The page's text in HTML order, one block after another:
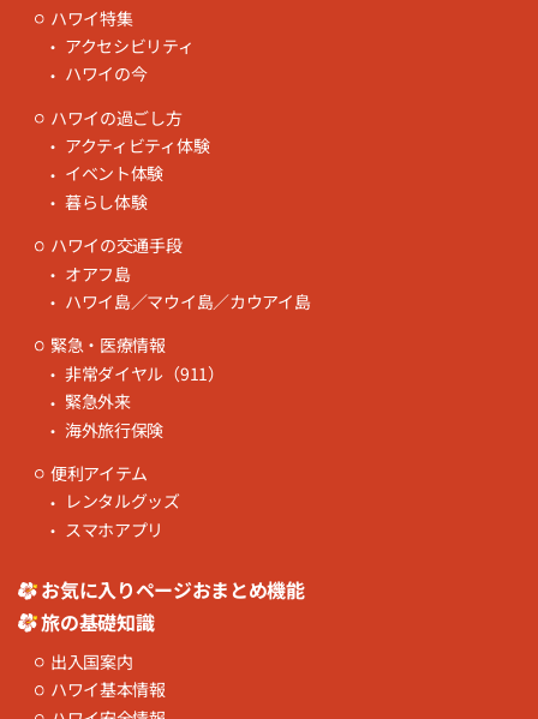
ハワイ特集
アクセシビリティ
ハワイの今
ハワイの過ごし方
アクティビティ体験
イベント体験
暮らし体験
ハワイの交通手段
オアフ島
ハワイ島／マウイ島／カウアイ島
緊急・医療情報
非常ダイヤル（911）
緊急外来
海外旅行保険
便利アイテム
レンタルグッズ
スマホアプリ
お気に入りページおまとめ機能
旅の基礎知識
出入国案内
ハワイ基本情報